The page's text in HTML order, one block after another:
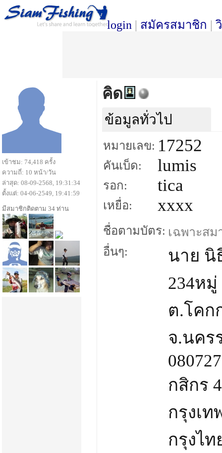
login | สมัครสมาชิก |
คิด
ข้อมูลทั่วไป
หมายเลข: 17252
คันเบ็ด: lumis
รอก: tica
เหยื่อ: xxxx
ชื่อตามบัตร: เฉพาะส
อื่นๆ:
นาย นิ
234หมู่
ต.โคก
จ.นคร
กสิกร
กรุงเท
กรุงไท
เข้าชม: 74,418 ครั้ง
ความถี่: 10 หน้า/วัน
ล่าสุด: 08-09-2568, 19:31:34
ตั้งแต่: 04-06-2549, 19:41:59
มีสมาชิกติดตาม 34 ท่าน